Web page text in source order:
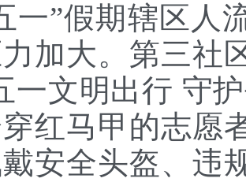
一”假期辖区人
加大。第三社
一文明出行 守
红马甲的志愿
安全头盔、违